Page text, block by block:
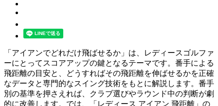
「アイアンでどれだけ飛ばせるか」は、レディースゴルファ
ーにとってスコアアップの鍵となるテーマです。番手による
飛距離の目安と、どうすればその飛距離を伸ばせるかを正確
なデータと専門的なスイング技術をもとに解説します。番手
別の基準を押さえれば、クラブ選びやラウンド中の判断が劇
的に改善します。では、「レディース アイアン 飛距離」の